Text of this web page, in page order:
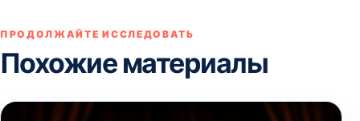
ПРОДОЛЖАЙТЕ ИССЛЕДОВАТЬ
Похожие материалы